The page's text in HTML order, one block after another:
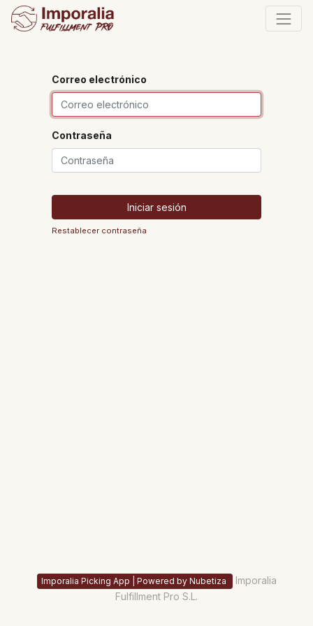
Correo electrónico
Contraseña
Iniciar sesión
Restablecer contraseña
Imporalia Picking App | Powered by Nubetiza
Imporalia
Fulfillment Pro S.L.